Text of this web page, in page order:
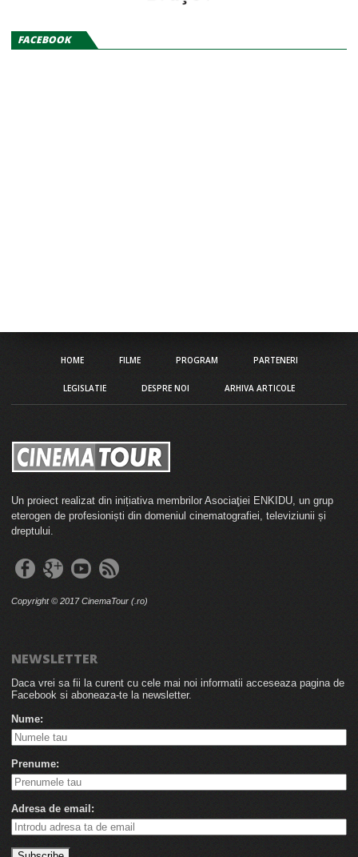
FACEBOOK
HOME FILME PROGRAM PARTENERI
LEGISLATIE DESPRE NOI ARHIVA ARTICOLE
Un proiect realizat din inițiativa membrilor Asociaţiei ENKIDU, un grup
eterogen de profesioniști din domeniul cinematografiei, televiziunii și
dreptului.
Copyright © 2017 CinemaTour (.ro)
NEWSLETTER
Daca vrei sa fii la curent cu cele mai noi informatii acceseaza pagina de
Facebook si aboneaza-te la newsletter.
Nume:
Prenume:
Adresa de email: